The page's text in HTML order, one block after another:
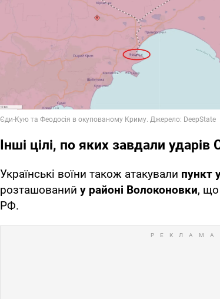
Інші цілі, по яких завдали
Українські воїни також атакували пункт
розташований у районі Волоконовки, що
РФ.